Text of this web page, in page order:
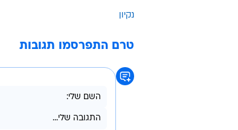
נקיון
טרם התפרסמו תגובות